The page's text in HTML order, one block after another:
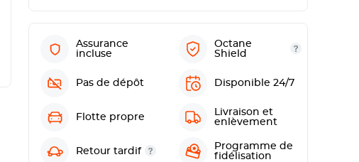
Assurance
incluse
Octane
Shield
Pas de dépôt Disponible 24/7
Flotte propre
Livraison et
enlèvement
Retour tardif
Programme de
fidélisation